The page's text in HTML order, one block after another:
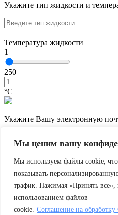
Мы ценим вашу
Мы используем файлы cookie,
показывать
трафик. Нажимая «Принять все»,
использованием файлов
cookie. Соглашение на обработку
Укажите тип жидкости и
Температура жидкости
1
250
°С
Укажите Вашу электронную